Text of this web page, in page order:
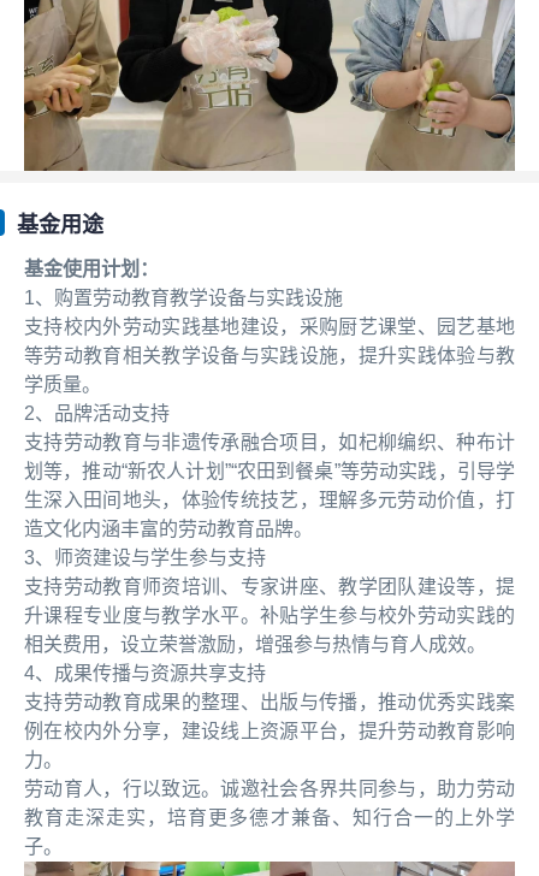
基金用途
基金使用计划：
1、购置劳动教育教学设备与实践设施
支持校内外劳动实践基地建设，采购厨艺课堂、园艺基地
等劳动教育相关教学设备与实践设施，提升实践体验与教
学质量。
2、品牌活动支持
支持劳动教育与非遗传承融合项目，如杞柳编织、种布计
划等，推动“新农人计划”“农田到餐桌”等劳动实践，引导学
生深入田间地头，体验传统技艺，理解多元劳动价值，打
造文化内涵丰富的劳动教育品牌。
3、师资建设与学生参与支持
支持劳动教育师资培训、专家讲座、教学团队建设等，提
升课程专业度与教学水平。补贴学生参与校外劳动实践的
相关费用，设立荣誉激励，增强参与热情与育人成效。
4、成果传播与资源共享支持
支持劳动教育成果的整理、出版与传播，推动优秀实践案
例在校内外分享，建设线上资源平台，提升劳动教育影响
力。
劳动育人，行以致远。诚邀社会各界共同参与，助力劳动
教育走深走实，培育更多德才兼备、知行合一的上外学
子。